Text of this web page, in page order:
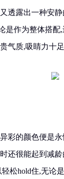
透露出一种安
是作为整体搭
气质,吸睛力十足
彩的颜色便是
还很能起到减
松hold住,无论